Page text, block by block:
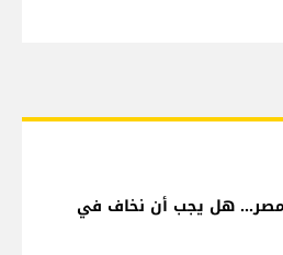
مصر... هل يجب أن نخاف في